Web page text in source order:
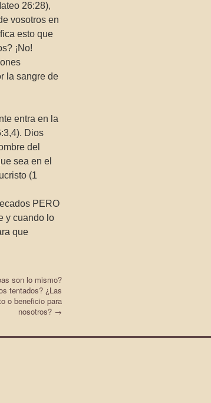
26:28),
vosotros en
esto que
¡No!
la sangre de
entra en la
Dios
del
sea en el
(1
PERO
y cuando lo
que
son lo mismo?
tentados? ¿Las
o beneficio para
nosotros? →